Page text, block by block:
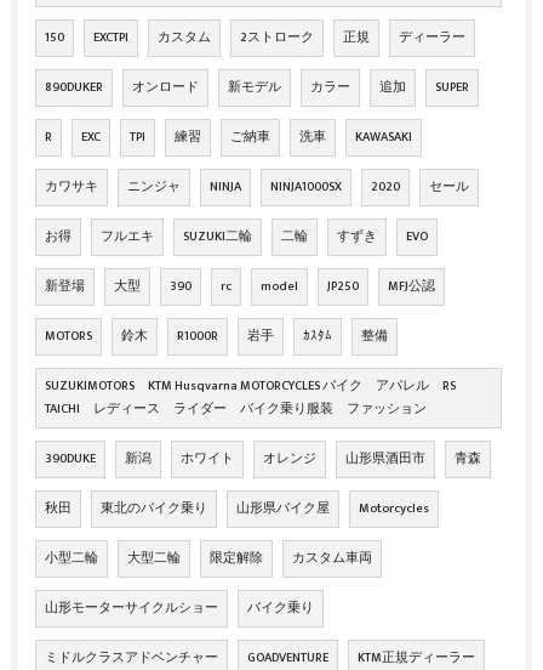
150 EXCTPI カスタム 2ストローク 正規 ディーラー
890DUKER オンロード 新モデル カラー 追加 SUPER
R EXC TPI 練習 ご納車 洗車 KAWASAKI
カワサキ ニンジャ NINJA NINJA1000SX 2020 セール
お得 フルエキ SUZUKI二輪 二輪 すずき EVO
新登場 大型 390 rc model JP250 MFJ公認
MOTORS 鈴木 R1000R 岩手 ｶｽﾀﾑ 整備
SUZUKIMOTORS KTM Husqvarna MOTORCYCLES バイク アパレル RS
TAICHI レディース ライダー バイク乗り服装 ファッション
390DUKE 新潟 ホワイト オレンジ 山形県酒田市 青森
秋田 東北のバイク乗り 山形県バイク屋 Motorcycles
小型二輪 大型二輪 限定解除 カスタム車両
山形モーターサイクルショー バイク乗り
ミドルクラスアドベンチャー GOADVENTURE KTM正規ディーラー